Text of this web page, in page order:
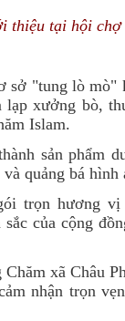
thiệu tại hội
"tung lò mò"
xưởng bò,
Islam.
sản phẩm
quảng bá hình
trọn hương vị
của cộng
xã Châu
nhận trọn